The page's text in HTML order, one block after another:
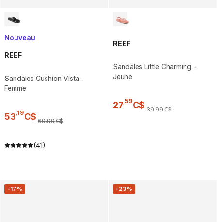
Nouveau
REEF
Sandales Cushion Vista -
Femme
53 19C$ 69,99C$
(41)
REEF
Sandales Little Charming -
Jeune
27 59C$ 39,99C$
-17% -23%